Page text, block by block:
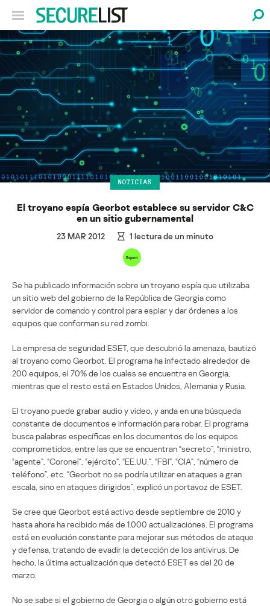
NOTICIAS
El troyano espía Georbot establece su servidor C&C
en un sitio gubernamental
23 MAR 2012 1 lectura de un minuto
Se ha publicado información sobre un troyano espía que utilizaba
un sitio web del gobierno de la República de Georgia como
servidor de comando y control para espiar y dar órdenes a los
equipos que conforman su red zombi.
La empresa de seguridad ESET, que descubrió la amenaza, bautizó
al troyano como Georbot. El programa ha infectado alrededor de
200 equipos, el 70% de los cuales se encuentra en Georgia,
mientras que el resto está en Estados Unidos, Alemania y Rusia.
El troyano puede grabar audio y video, y anda en una búsqueda
constante de documentos e información para robar. El programa
busca palabras específicas en los documentos de los equipos
comprometidos, entre las que se encuentran “secreto”, “ministro,
“agente”, “Coronel”, “ejército”, “EE.UU.”, “FBI”, “CIA”, “número de
teléfono”, etc. “Georbot no se podría utilizar en ataques a gran
escala, sino en ataques dirigidos”, explicó un portavoz de ESET.
Se cree que Georbot está activo desde septiembre de 2010 y
hasta ahora ha recibido más de 1.000 actualizaciones. El programa
está en evolución constante para mejorar sus métodos de ataque
y defensa, tratando de evadir la detección de los antivirus. De
hecho, la última actualización que detectó ESET es del 20 de
marzo.
No se sabe si el gobierno de Georgia o algún otro gobierno está